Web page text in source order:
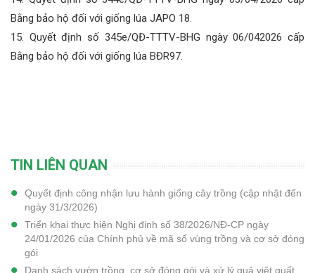
Bằng bảo hộ đối với giống lúa JAPO 18.
15. Quyết định số 345e/QĐ-TTTV-BHG ngày 06/042026 cấp
Bằng bảo hộ đối với giống lúa BĐR97.
TIN LIÊN QUAN
Quyết định công nhận lưu hành giống cây trồng (cập nhật đến
ngày 31/3/2026)
Triển khai thực hiện Nghị định số 38/2026/NĐ-CP ngày
24/01/2026 của Chính phủ về mã số vùng trồng và cơ sở đóng
gói
Danh sách vườn trồng, cơ sở đóng gói và xử lý quả việt quất